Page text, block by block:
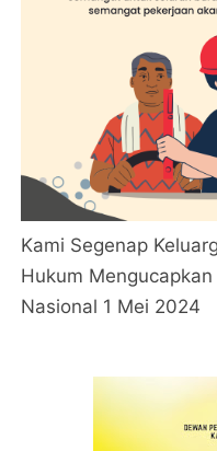
Kami Segenap
Hukum
Nasional 1 Mei 2024